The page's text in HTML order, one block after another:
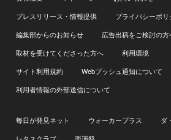
プレスリリース・情報提供
プライバシーポリ
編集部からのお知らせ
広告出稿をご検討の方
取材を受けてくださった方へ
利用環境
サイト利用規約
Webプッシュ通知について
利用者情報の外部送信について
毎日が発見ネット ウォーカープラス
ダ